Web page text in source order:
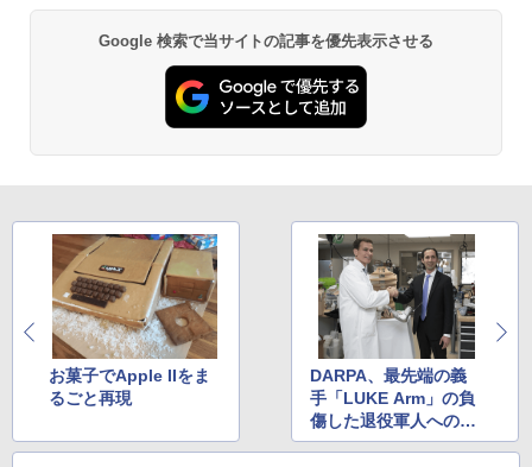
ク 訳あり】中古 ノートパソコン Lenovo
ThinkPad X390 第8世代 Core i5 8265U
メモリ8GB SSD 256GB PCIe Win11 Pro
13.3インチ フルHD WWAN LTE Webカ
メラ 指紋認証 顔認証 レノボ
3
DELL Latitude 5590 Core i5 8250U 1.6
GHz/8GB/256GB(SSD)/15.6W/FWXGA
(1366x768)/Win11 画面シミあり【中
古】【20260709】
￥16,500
DELL Latitude 3500 Core i5 8265U 1.6
GHz/8GB/256GB(SSD)/15.6W/FWXGA
(1366x768)/Win11 画面キズあり【中
設 512GB SSD M.2 2242 最大8TB Wind
ows11 Pro mini pc 4.1GHz WIFI6 BT5.
2 小型PC VESA対応 ミニパソコン 2画面
高性能 みにpc nucbox 省エネ デスクト
ップPC
3
[VETESA正規販売店]デスクトップパソ
コン PC 一体型 新品 Windows11 27型 C
ore i7 第4世代 Office付き メモリ16GB
SSD512GB 初期設定済 ホワイト ブラッ
ク
￥69,800
GMKtec GMK-K8 PLUS-32/1T-W11Pro
(8845HS)
￥792
【中古】DRAGON BALL（ドラゴンボー
ル） （完全版） 全34巻完結（ジャンプ
コミックスデラックス） （コミック） 全
巻セット
Anker Soundcore P31i ブラック
￥5,990
￥14,990
【2026年アップグレード版】AOKIMI ワイヤ
レスイヤホン bluetooth イヤホン V12 小型
軽量 ブルートゥースHi-Fi 最大36時間再生 ぶ
るーとゅーす コードレス ENCノイズキャン
セリング 自動ペアリング Type-C充電 マイク
付き 防水 タッチ式音量調整 スポーツ/通勤/通
学/WEB会議(ホワイト)
BRUCE WAYNE feat. Flo Milli, ATL Jacob
￥250
On My Road (Stadium ver.)
￥250
by Amazon 天然水 ラベルレス 500ml ×24本
ウォーター ペットボトル 静岡県産 500ミリリ
ットル (Smart Basic)
強炭酸水 ペットボトル 500ミリリットル (Sm
art Basic)
￥1,625
by Amazon 天然水ラベルレス 2L×9本
異世界居酒屋「のぶ」(22) (角川コミックス・
￥832
￥594
HUNTER×HUNTER モノクロ版 39 (ジャンプ
コミックスDIGITAL)
Google 検索で当サイトの記事を優先表示させる
お菓子でApple IIをま
るごと再現
DARPA、最先端の義
手「LUKE Arm」の負
傷した退役軍人への供
給を発表